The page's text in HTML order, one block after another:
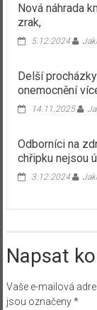
Nová náhrada
zrak,
5.12.2024
Delší
onemocnění
14.11.2025
Odborníci na
chřipku nejsou
3.12.2024
Napsat
Vaše e-mailová
jsou označeny*